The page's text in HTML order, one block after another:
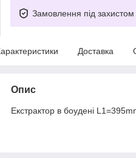
Замовлення під захистом
Доставка
Опис
Екстрактор в боудені